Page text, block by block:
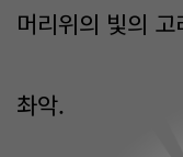
머리위의 빛의
촤악.